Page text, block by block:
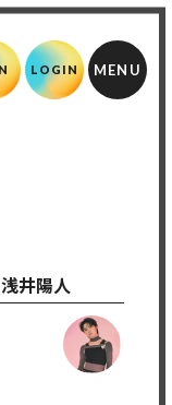
LOGIN
井陽人